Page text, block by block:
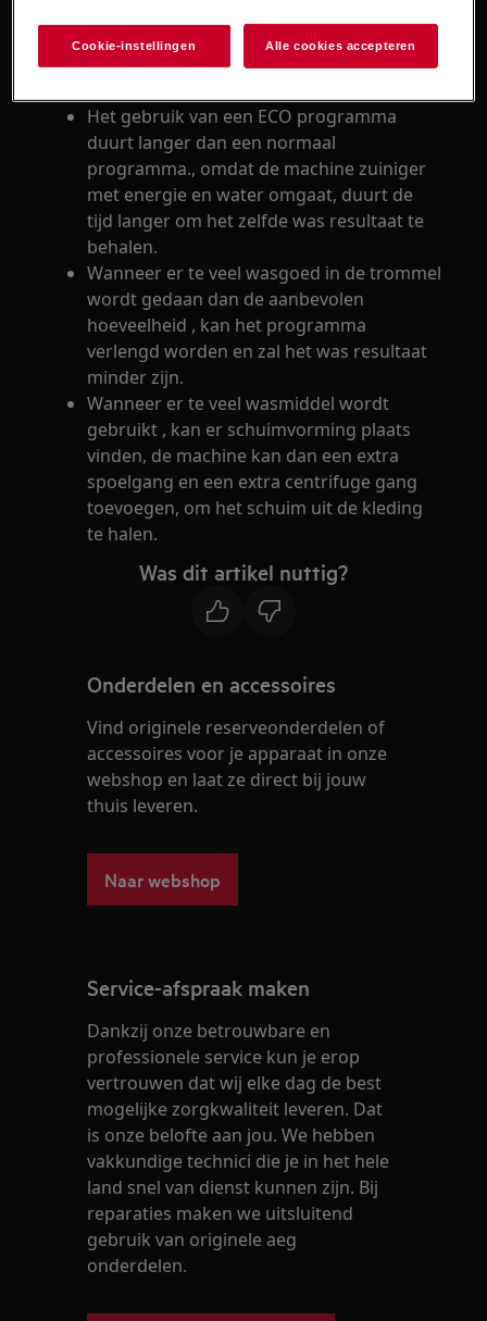
Oorzaak
Het gebruik van een ECO programma
duurt langer dan een normaal
programma., omdat de machine zuiniger
met energie en water omgaat, duurt de
tijd langer om het zelfde was resultaat te
behalen.
Wanneer er te veel wasgoed in de trommel
wordt gedaan dan de aanbevolen
hoeveelheid , kan het programma
verlengd worden en zal het was resultaat
minder zijn.
Wanneer er te veel wasmiddel wordt
gebruikt , kan er schuimvorming plaats
vinden, de machine kan dan een extra
spoelgang en een extra centrifuge gang
toevoegen, om het schuim uit de kleding
te halen.
Was dit artikel nuttig?
Onderdelen en accessoires
Vind originele reserveonderdelen of
accessoires voor je apparaat in onze
webshop en laat ze direct bij jouw
thuis leveren.
Naar webshop
Service-afspraak maken
Dankzij onze betrouwbare en
professionele service kun je erop
vertrouwen dat wij elke dag de best
mogelijke zorgkwaliteit leveren. Dat
is onze belofte aan jou. We hebben
vakkundige technici die je in het hele
land snel van dienst kunnen zijn. Bij
reparaties maken we uitsluitend
gebruik van originele aeg
onderdelen.
Cookie-instellingen Alle cookies accepteren